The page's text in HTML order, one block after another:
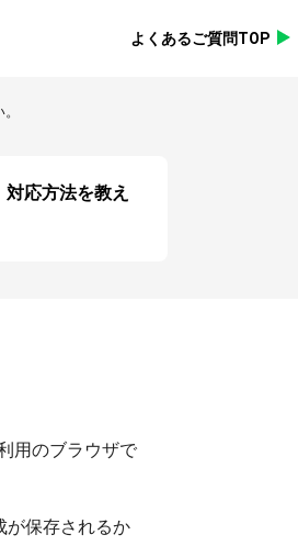
よくあるご質問TOP
応方法を教え
用のブラウザで
が保存されるか